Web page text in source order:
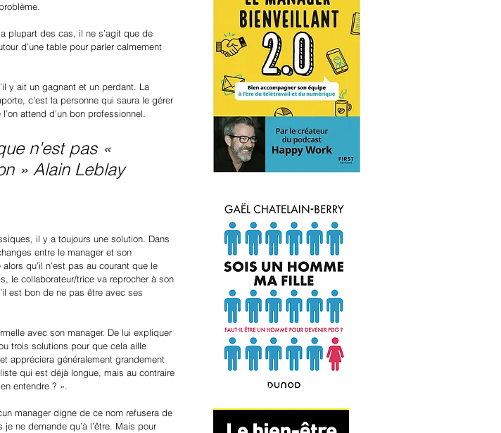
plupart des cas, il ne s’agit que de
d’une table pour parler calmement
y ait un gagnant et un perdant. La
c’est la personne qui saura le gérer
attend d’un bon professionnel.
n'est pas «
» Alain Leblay
il y a toujours une solution. Dans
entre le manager et son
qu’il n’est pas au courant que le
le collaborateur/trice va reprocher à son
est bon de ne pas être avec ses
avec son manager. De lui expliquer
trois solutions pour que cela aille
appréciera généralement grandement
qui est déjà longue, mais au contraire
entendre ? ».
manager digne de ce nom refusera de
ne demande qu’à l’être. Mais pour